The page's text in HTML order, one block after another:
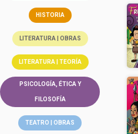
HISTORIA
LITERATURA | OBRAS
LITERATURA | TEORÍA
PSICOLOGÍA, ÉTICA Y
FILOSOFÍA
TEATRO | OBRAS